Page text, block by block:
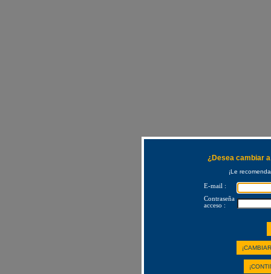
¿Desea cambiar
¡Le
E-mail :
Contraseña
acceso :